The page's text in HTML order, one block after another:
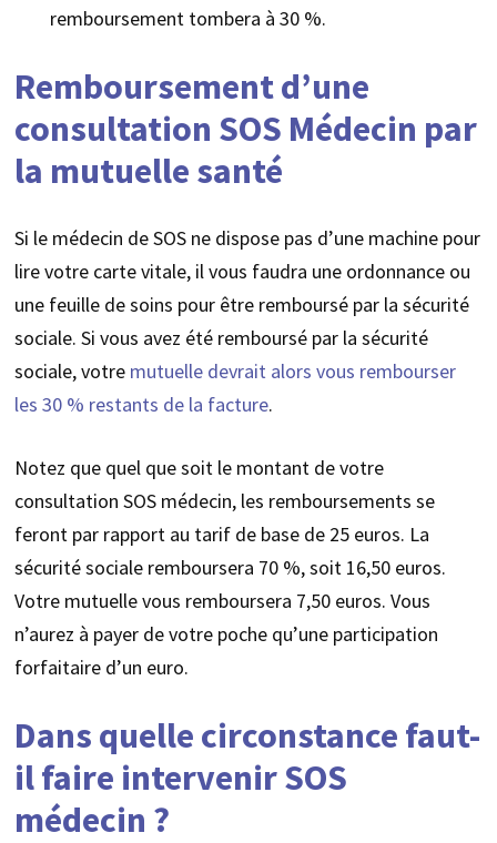
remboursement tombera à 30 %.
Remboursement d’une
consultation SOS Médecin par
la mutuelle santé
Si le médecin de SOS ne dispose pas d’une machine pour
lire votre carte vitale, il vous faudra une ordonnance ou
une feuille de soins pour être remboursé par la sécurité
sociale. Si vous avez été remboursé par la sécurité
sociale, votre mutuelle devrait alors vous rembourser
les 30 % restants de la facture.
Notez que quel que soit le montant de votre
consultation SOS médecin, les remboursements se
feront par rapport au tarif de base de 25 euros. La
sécurité sociale remboursera 70 %, soit 16,50 euros.
Votre mutuelle vous remboursera 7,50 euros. Vous
n’aurez à payer de votre poche qu’une participation
forfaitaire d’un euro.
Dans quelle circonstance faut-
il faire intervenir SOS
médecin ?